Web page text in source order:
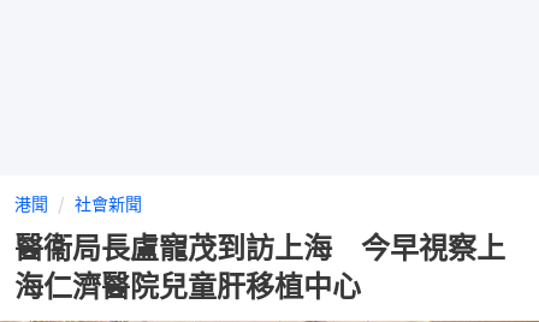
港聞 社會新聞
醫衞局長盧寵茂到訪上海 今早視察上
海仁濟醫院兒童肝移植中心